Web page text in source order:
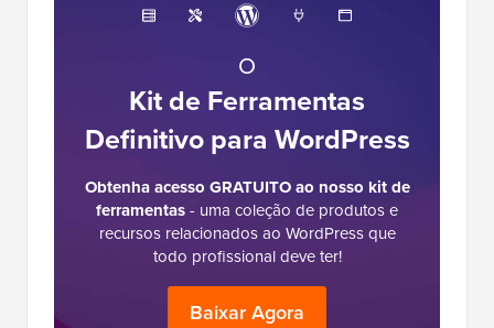
O
Kit de Ferramentas
Definitivo para WordPress
Obtenha acesso GRATUITO ao nosso kit de
ferramentas- uma coleção de produtos e
recursos relacionados ao WordPress que
todo profissional deve ter!
Baixar Agora